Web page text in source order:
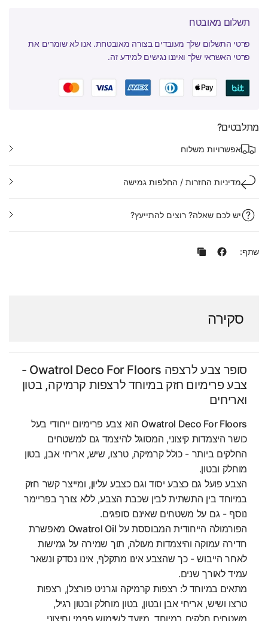
תשלום מאובטח
פרטי התשלום שלך מעובדים בצורה מאובטחת. אנו לא שומרים את
פרטי האשראי שלך ואיננו נגישים למידע זה.
מתלבטים?
אפשרויות משלוח
מדיניות החזרות / החלפות גמישה
יש לכם שאלה? רוצים להתייעץ?
שתף:
סקירה
סופר צבע לרצפה Owatrol Deco For Floors -
צבע פרימיום חזק במיוחד לרצפות קרמיקה, בטון
ואריחים
Owatrol Deco For Floors הוא צבע פרימיום ייחודי בעל
כושר היצמדות קיצוני, המסוגל להיצמד גם למשטחים
החלקים ביותר - כולל קרמיקה, טרצו, שיש, אריחי אבן, בטון
מוחלק ובטון.
הצבע פועל גם כצבע יסוד וגם כצבע עליון, ומייצר קשר חזק
במיוחד בין התשתית לבין שכבת הצבע, ללא צורך בפריימר
נוסף - גם על משטחים שאינם סופגים.
הפורמולה הייחודית המבוססת על Owatrol Oil מאפשרת
חדירה עמוקה והיצמדות מעולה, תוך שמירה על גמישות
לאחר הייבוש - כך שהצבע אינו מתקלף, אינו נסדק ונשאר
עמיד לאורך שנים.
מתאים במיוחד ל: רצפות קרמיקה וגרניט פורצלן, רצפות
טרצו ושיש, אריחי אבן ובטון, בטון מוחלק ובטון רגיל,